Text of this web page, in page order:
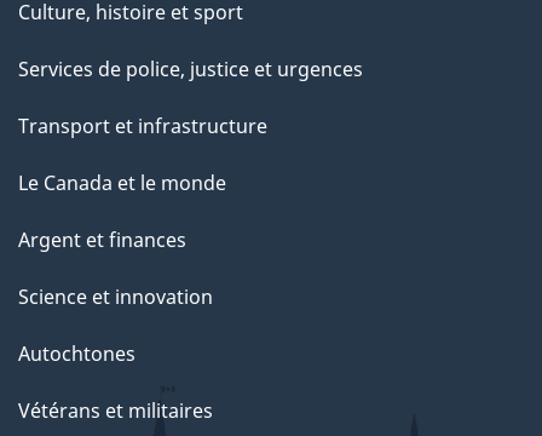
Culture, histoire et sport
Services de police, justice et urgences
Transport et infrastructure
Le Canada et le monde
Argent et finances
Science et innovation
Autochtones
Vétérans et militaires